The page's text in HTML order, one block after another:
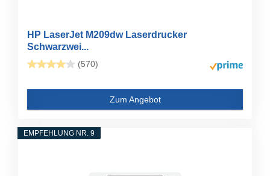
HP LaserJet M209dw Laserdrucker
Schwarzwei...
(570)
Zum Angebot
EMPFEHLUNG NR. 9